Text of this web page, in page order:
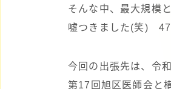
そんな中、最大規模
嘘つきました(笑)
今回の出張先は、令
第17回旭区医師会と